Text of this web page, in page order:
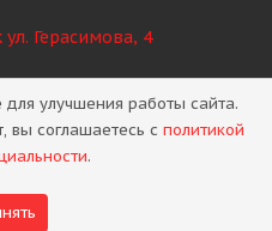
улучшения работы сайта.
вы соглашаетесь с политикой
.
ул. Герасимова, 4